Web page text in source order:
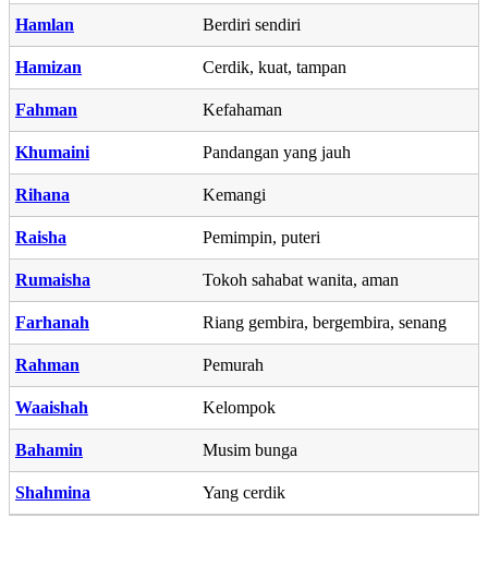
Hamlan Berdiri sendiri
Hamizan Cerdik, kuat, tampan
Fahman Kefahaman
Khumaini Pandangan yang jauh
Rihana Kemangi
Raisha Pemimpin, puteri
Rumaisha Tokoh sahabat wanita, aman
Farhanah Riang gembira, bergembira, senang
Rahman Pemurah
Waaishah Kelompok
Bahamin Musim bunga
Shahmina Yang cerdik